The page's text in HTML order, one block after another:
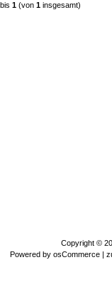
bis 1 (von 1 insgesamt)
Copyright ©
Powered by osCommerce |